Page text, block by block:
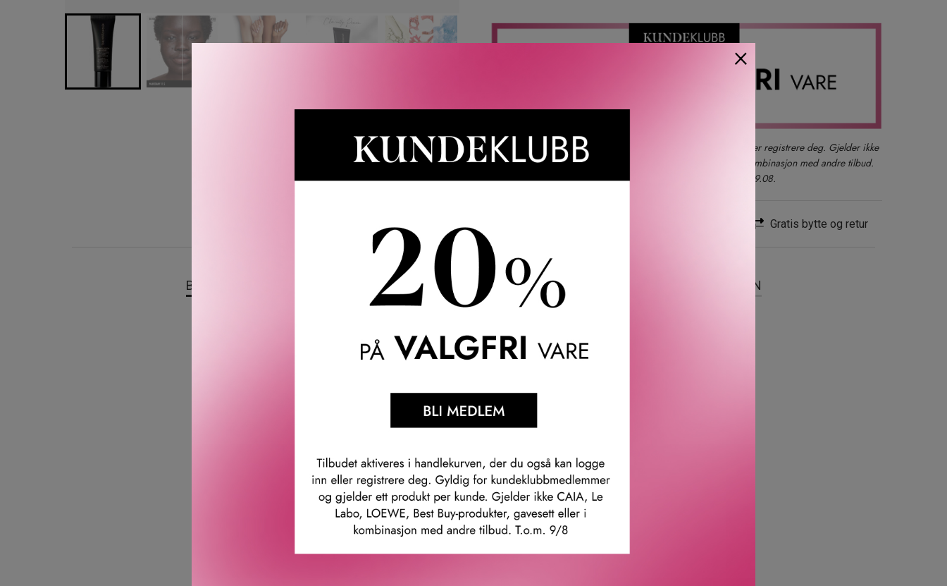
× Natural Pecan 05
× Suede 04
×
×
× Dessert 6.5
×
× Tan Amber 07
Terra 8.5
Rabatten aktiveres i handlekurven der du også kan logge inn eller registrere deg. Gjelder ikke
CAIA, Le Labo, LOEWE, Best Buy-produkter, gavesett eller i kombinasjon med andre tilbud.
Gjelder kun ett kjøp per kunde t.o.m. 09.08.
Gratis bytte og retur
BESKRIVELSE SPØRSMÅL & SVAR SLIK GJØR DU INGREDIENSER OM MERKEVAREN
fuktighetskrem med en oljefri, naturlig matt finish. Du kan enkelt bygge opp til lett dekning for en naturlig matt
finish. Klinisk bevist å forbedre hudens tekstur med 36% på 1 uke! Beskytter mot solskader med mineralbasert
Finnes i 20 inkluderende nyanser – de samme 20 nyansene som den bestselgende Complexion Rescue Tinted
· Klinisk bevist å kontrollere oljete hud øyeblikkelig i opptil 12 timer.
· Klinisk bevist å redusere skinnende utseende øyeblikkelig med 67%.
· Slører utseendet av ufullkommenheter, porer, urenheter og rødhet.
×